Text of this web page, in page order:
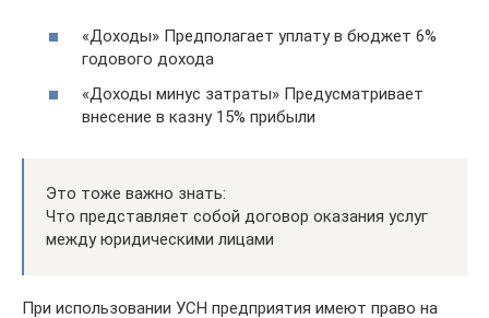
«Доходы» Предполагает уплату в бюджет 6%
годового дохода
«Доходы минус затраты» Предусматривает
внесение в казну 15% прибыли
Это тоже важно знать:
Что представляет собой договор оказания услуг
между юридическими лицами
При использовании УСН предприятия имеют право на